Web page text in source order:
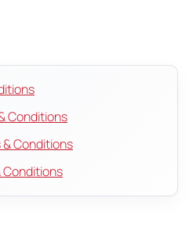
Conditions
Conditions
Conditions